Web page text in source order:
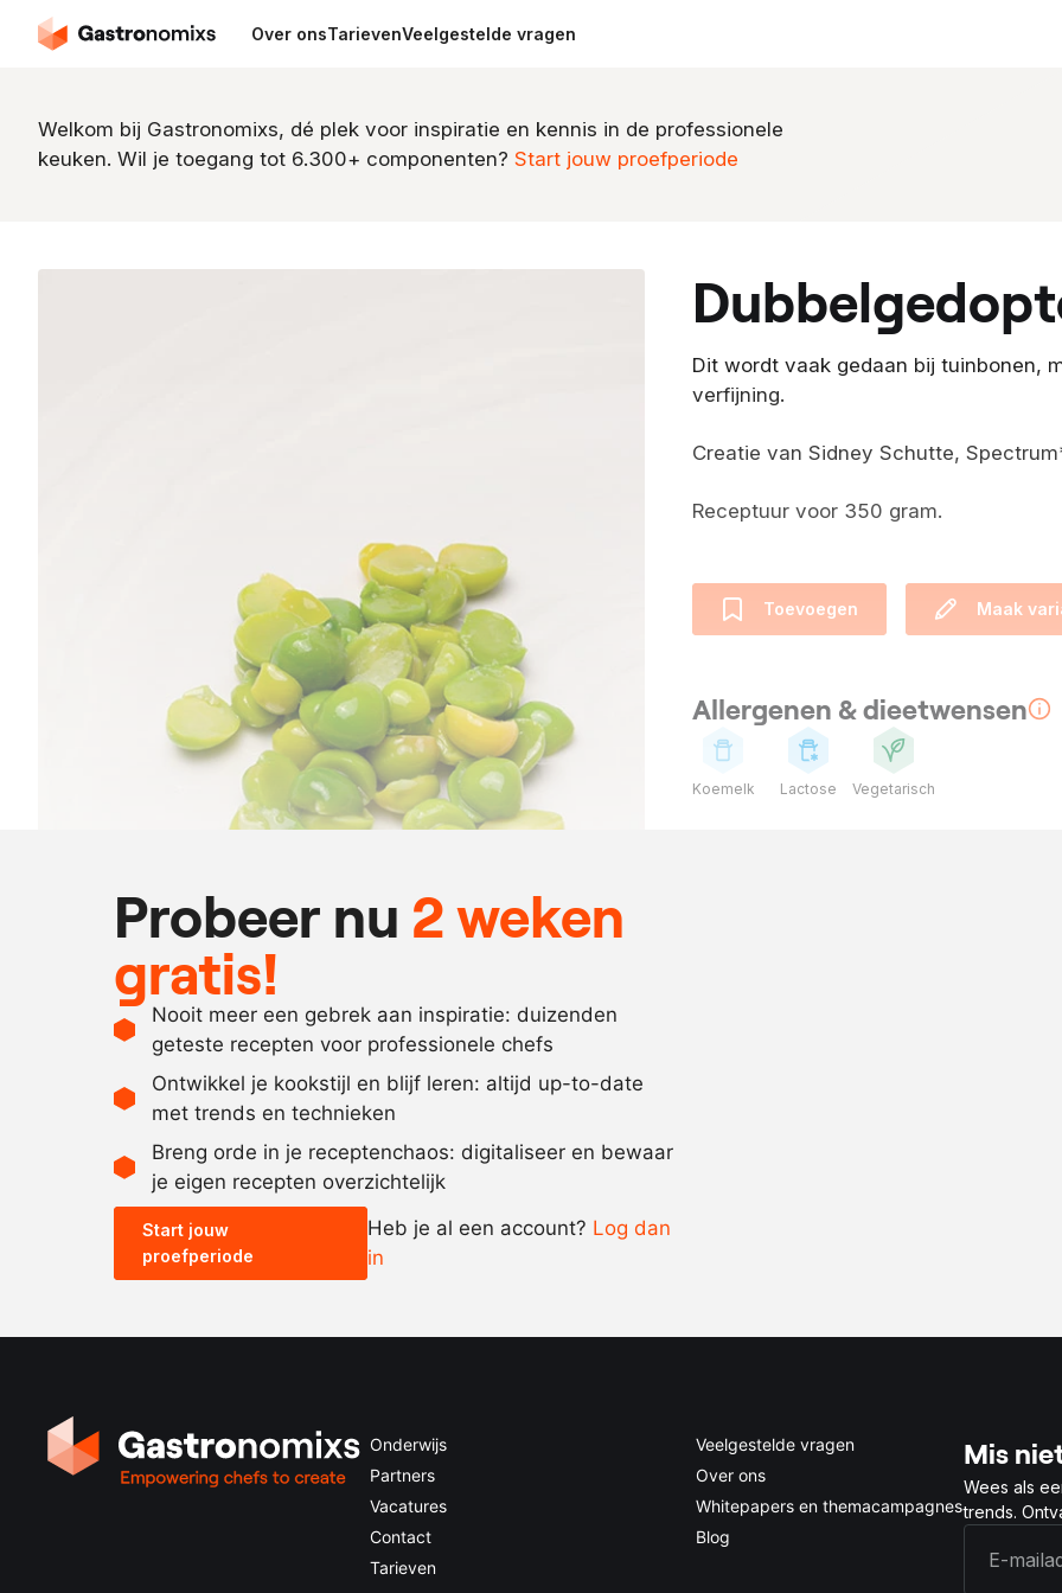
Over onsTarievenVeelgestelde vragen
Welkom bij Gastronomixs, dé plek voor inspiratie en kennis in de professionele
keuken. Wil je toegang tot 6.300+ componenten? Start jouw proefperiode
Dit wordt vaak gedaan bij tuinbonen,
verfijning.
Creatie van Sidney Schutte,
Receptuur voor 350 gram.
Toevoegen Maak
Allergenen & dieetwensen
Koemelk Lactose Vegetarisch
Probeer nu 2 weken
gratis!
Nooit meer een gebrek aan inspiratie: duizenden
geteste recepten voor professionele chefs
Ontwikkel je kookstijl en blijf leren: altijd up-to-date
met trends en technieken
Breng orde in je receptenchaos: digitaliseer en bewaar
je eigen recepten overzichtelijk
Start jouw
proefperiode
Heb je al een account? Log dan
in
Onderwijs
Partners
Vacatures
Contact
Tarieven
Veelgestelde vragen
Over ons
Whitepapers en themacampagnes
Blog
Mis
Wees als
trends.